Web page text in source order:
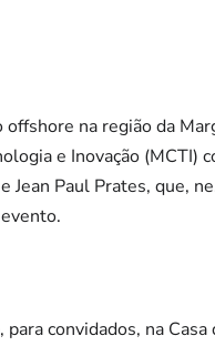
na região da
e Inovação
Paul Prates, que,
convidados, na